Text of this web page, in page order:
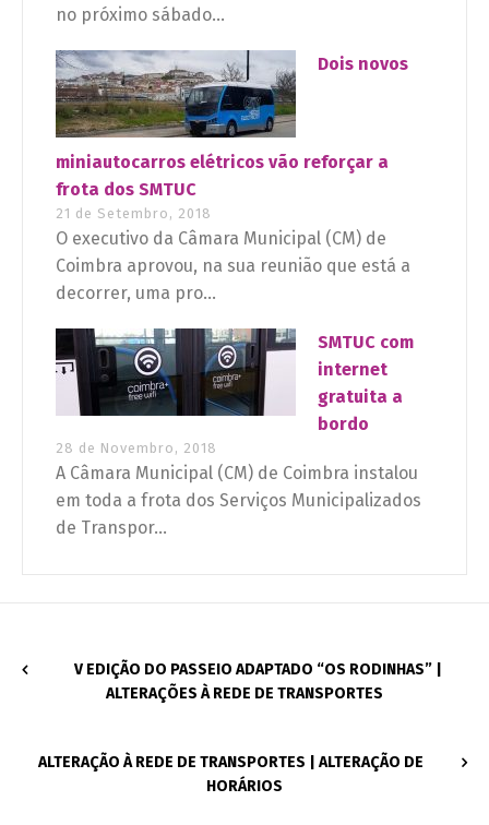
no próximo sábado...
Dois novos
miniautocarros elétricos vão reforçar a
frota dos SMTUC
21 de Setembro, 2018
O executivo da Câmara Municipal (CM) de
Coimbra aprovou, na sua reunião que está a
decorrer, uma pro...
SMTUC com
internet
gratuita a
bordo
28 de Novembro, 2018
A Câmara Municipal (CM) de Coimbra instalou
em toda a frota dos Serviços Municipalizados
de Transpor...
V EDIÇÃO DO PASSEIO ADAPTADO “OS RODINHAS” |
ALTERAÇÕES À REDE DE TRANSPORTES
ALTERAÇÃO À REDE DE TRANSPORTES | ALTERAÇÃO DE
HORÁRIOS